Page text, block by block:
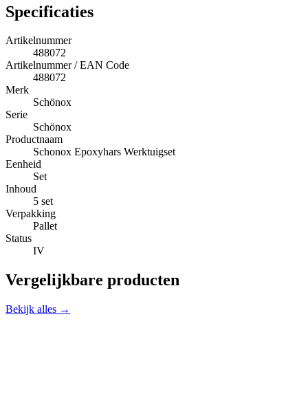
Specificaties
Artikelnummer
488072
Artikelnummer / EAN Code
488072
Merk
Schönox
Serie
Schönox
Productnaam
Schonox Epoxyhars Werktuigset
Eenheid
Set
Inhoud
5 set
Verpakking
Pallet
Status
IV
Vergelijkbare producten
Bekijk alles →